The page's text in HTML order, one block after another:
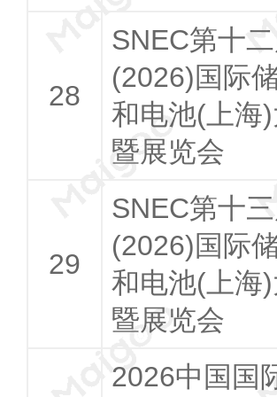
SNEC第十
(2026)国际
和电池(上海
暨展览会
SNEC第十
(2026)国际
和电池(上海
暨展览会
2026中国国